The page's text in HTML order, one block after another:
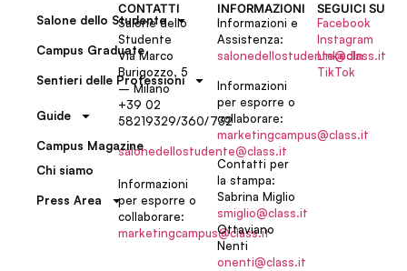
Salone dello Studente
Campus Graduate
Sentieri delle Professioni
Guide
Campus Magazine
Chi siamo
Press Area
CONTATTI
Salone dello
Studente
Via Marco
Burigozzo, 5
– Milano
+39 02
58219329/360/732
salonedellostudente@class.it
Informazioni
per esporre o
collaborare:
marketingcampus@class.it
INFORMAZIONI
Informazioni e
Assistenza:
salonedellostudente@class.it
Informazioni
per esporre o
collaborare:
marketingcampus@class.it
Contatti per
la stampa:
Sabrina Miglio
smiglio@class.it
Ottaviano
Nenti
onenti@class.it
SEGUICI SU
Facebook
Instagram
LinkedIn
TikTok